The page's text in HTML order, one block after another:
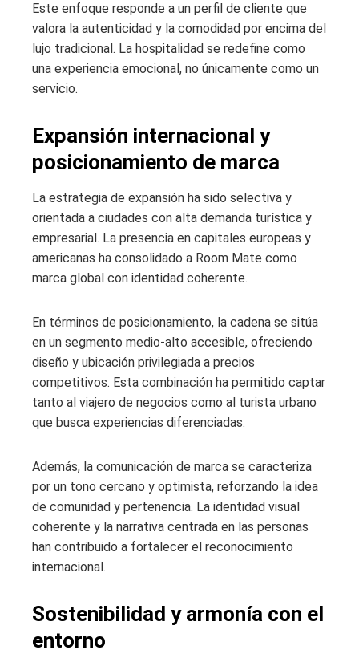
Este enfoque responde a un perfil de cliente que
valora la autenticidad y la comodidad por encima del
lujo tradicional. La hospitalidad se redefine como
una experiencia emocional, no únicamente como un
servicio.
Expansión internacional y
posicionamiento de marca
La estrategia de expansión ha sido selectiva y
orientada a ciudades con alta demanda turística y
empresarial. La presencia en capitales europeas y
americanas ha consolidado a Room Mate como
marca global con identidad coherente.
En términos de posicionamiento, la cadena se sitúa
en un segmento medio-alto accesible, ofreciendo
diseño y ubicación privilegiada a precios
competitivos. Esta combinación ha permitido captar
tanto al viajero de negocios como al turista urbano
que busca experiencias diferenciadas.
Además, la comunicación de marca se caracteriza
por un tono cercano y optimista, reforzando la idea
de comunidad y pertenencia. La identidad visual
coherente y la narrativa centrada en las personas
han contribuido a fortalecer el reconocimiento
internacional.
Sostenibilidad y armonía con el
entorno